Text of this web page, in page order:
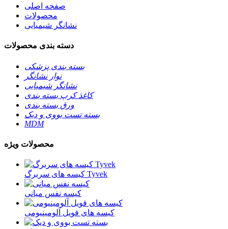
صفحه اصلی
محصولات
نشانگر شیمیایی
دسته بندی محصولات
بسته بندی پزشکی
نوار نشانگر
نشانگر شیمیایی
کاغذ کرپ بسته بندی
ورق بسته بندی
بسته تست بووی و دیک
MDM
محصولات ویژه
کیسه های سربرگ Tyvek
کیسه نفس میانی
کیسه های فویل آلومینیومی